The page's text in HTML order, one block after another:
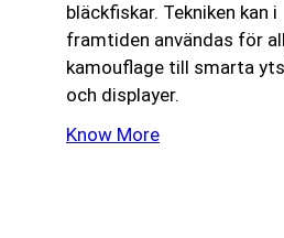
bläckfiskar. Tekniken kan i
framtiden användas för
kamouflage till smarta
och displayer.
Know More